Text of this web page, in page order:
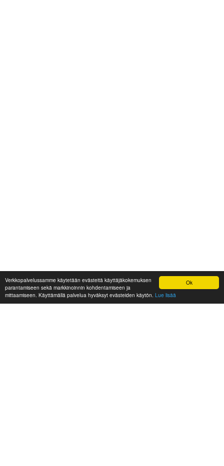
Ok
Verkkopalvelussamme käytetään evästeitä käyttäjäkokemuksen
parantamiseen sekä markkinoinnin kohdentamiseen ja
mittaamiseen. Käyttämällä palvelua hyväksyt evästeiden käytön. Lue lisää